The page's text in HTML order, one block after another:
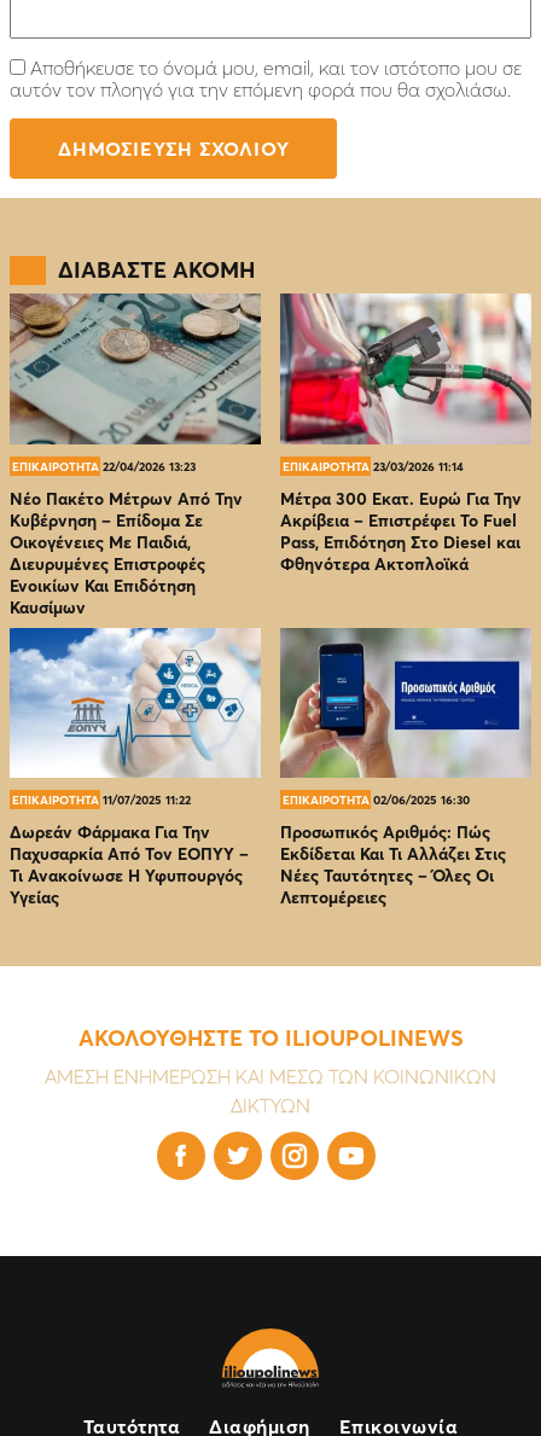
Αποθήκευσε το όνομά μου, email, και τον ιστότοπο μου σε
αυτόν τον πλοηγό για την επόμενη φορά που θα σχολιάσω.
ΔΙΑΒΑΣΤΕ ΑΚΟΜΗ
ΕΠΙΚΑΙΡΟΤΗΤΑ 22/04/2026 13:23
Νέο Πακέτο Μέτρων Από Την
Κυβέρνηση – Επίδομα Σε
Οικογένειες Με Παιδιά,
Διευρυμένες Επιστροφές
Ενοικίων Και Επιδότηση
Καυσίμων
ΕΠΙΚΑΙΡΟΤΗΤΑ 23/03/2026 11:14
Μέτρα 300 Εκατ. Ευρώ Για Την
Ακρίβεια – Επιστρέφει Το Fuel
Pass, Επιδότηση Στο Diesel και
Φθηνότερα Ακτοπλοϊκά
ΕΠΙΚΑΙΡΟΤΗΤΑ 11/07/2025 11:22
Δωρεάν Φάρμακα Για Την
Παχυσαρκία Από Τον EOΠΥΥ –
Τι Ανακοίνωσε Η Υφυπουργός
Υγείας
ΕΠΙΚΑΙΡΟΤΗΤΑ 02/06/2025 16:30
Προσωπικός Αριθμός: Πώς
Εκδίδεται Και Τι Αλλάζει Στις
Νέες Ταυτότητες – Όλες Οι
Λεπτομέρειες
ΑΚΟΛΟΥΘΗΣΤΕ ΤΟ ILIOUPOLINEWS
ΑΜΕΣΗ ΕΝΗΜΕΡΩΣΗ ΚΑΙ ΜΕΣΩ ΤΩΝ ΚΟΙΝΩΝΙΚΩΝ
ΔΙΚΤΥΩΝ
   
Ταυτότητα Διαφήμιση Επικοινωνία